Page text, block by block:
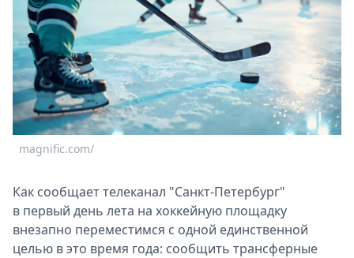
Выставки
Пресс-
релизы
О
Metro
Стримы
Спецпроекты
Звезды
2026
Скачай
Metro
magnific.com/
Как сообщает телеканал "Санкт-Петербург"
в первый день лета на хоккейную площадку
внезапно переместимся с одной единственной
целью в это время года: сообщить трансферные